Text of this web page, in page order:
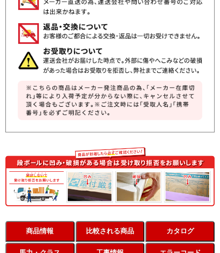
商品情報 比較される商品 カタログ